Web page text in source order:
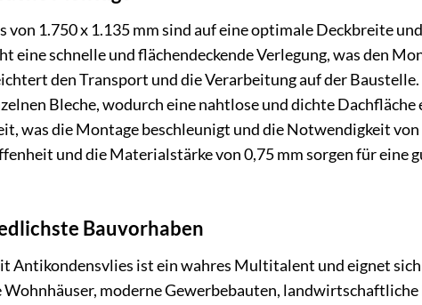
von 1.750 x 1.135 mm sind auf eine optimale Deckbreite
eine schnelle und flächendeckende Verlegung, was den
den Transport und die Verarbeitung auf der
Bleche, wodurch eine nahtlose und dichte
was die Montage beschleunigt und die Notwendigkeit
und die Materialstärke von 0,75 mm sorgen für eine
Bauvorhaben
Antikondensvlies ist ein wahres Multitalent und eignet
moderne Gewerbebauten,